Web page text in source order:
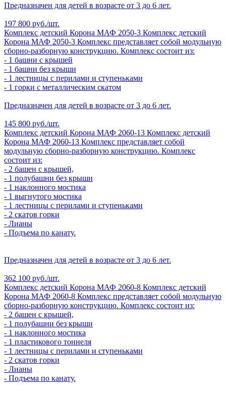
Предназначен для детей в возрасте от 3 до 6 лет.
197 800 руб./шт.
Комплекс детский Корона МАФ 2050-3 Комплекс детский
Корона МАФ 2050-3 Комплекс представляет собой модульную
сборно-разборную конструкцию. Комплекс состоит из:
- 1 башни с крышей
- 1 башни без крыши
- 1 лестницы с перилами и ступеньками
- 1 горки с металлическим скатом
Предназначен для детей в возрасте от 3 до 6 лет.
145 800 руб./шт.
Комплекс детский Корона МАФ 2060-13 Комплекс детский
Корона МАФ 2060-13 Комплекс представляет собой
модульную сборно-разборную конструкцию. Комплекс
состоит из:
- 2 башен с крышей,
- 1 полубашни без крыши
- 1 наклонного мостика
- 1 выгнутого мостика
- 1 лестницы с перилами и ступеньками
- 2 скатов горки
- Лианы
- Подъема по канату.
Предназначен для детей в возрасте от 3 до 6 лет.
362 100 руб./шт.
Комплекс детский Корона МАФ 2060-8 Комплекс детский
Корона МАФ 2060-8 Комплекс представляет собой модульную
сборно-разборную конструкцию. Комплекс состоит из:
- 2 башен с крышей,
- 1 полубашни без крыши
- 1 наклонного мостика
- 1 пластикового тоннеля
- 1 лестницы с перилами и ступеньками
- 2 скатов горки
- Лианы
- Подъема по канату.